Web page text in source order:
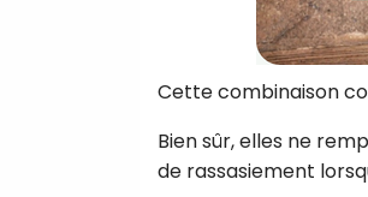
Cette combinaison
Bien sûr, elles ne
de rassasiement